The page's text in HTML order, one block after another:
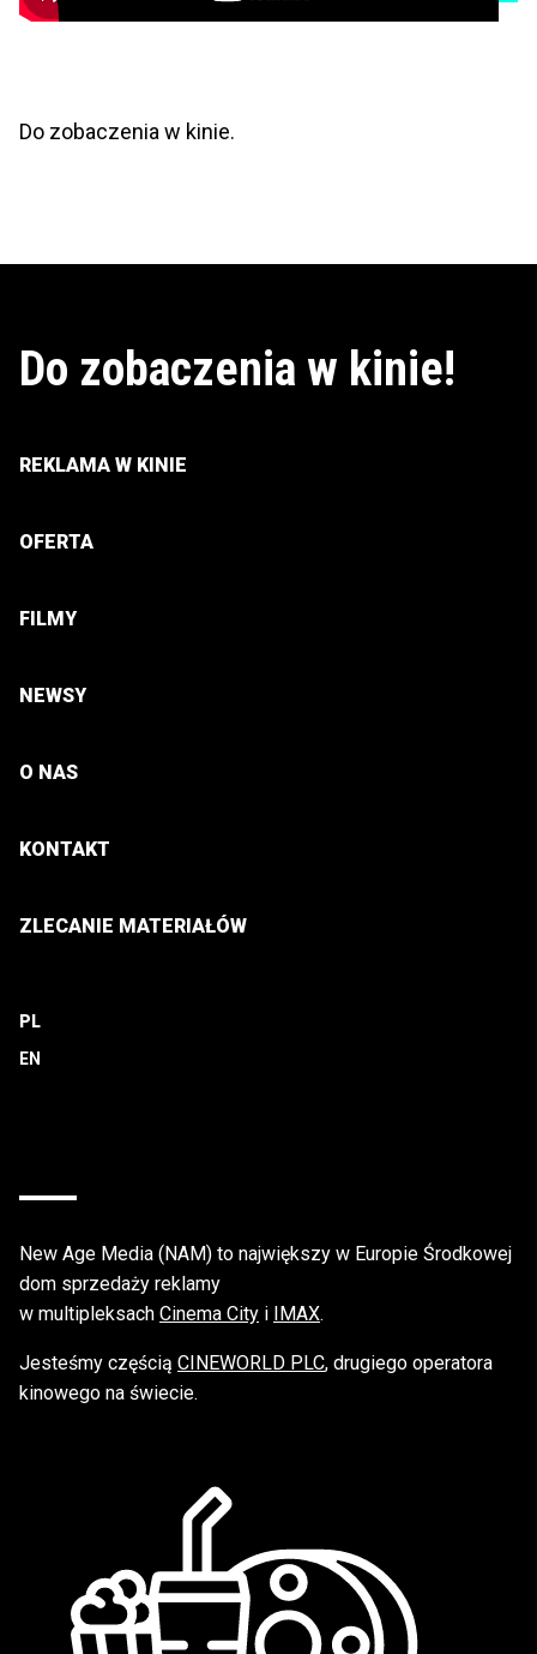
Do zobaczenia w kinie.
Do zobaczenia w kinie!
REKLAMA W KINIE
OFERTA
FILMY
NEWSY
O NAS
KONTAKT
ZLECANIE MATERIAŁÓW
PL
New Age Media (NAM) to największy w Europie Środkowej
dom sprzedaży reklamy
w multipleksach Cinema City i IMAX.
Jesteśmy częścią CINEWORLD PLC, drugiego operatora
kinowego na świecie.